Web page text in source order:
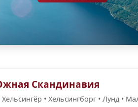
Скандинавия
Хельсингёр • Хельсингборг • Лунд •